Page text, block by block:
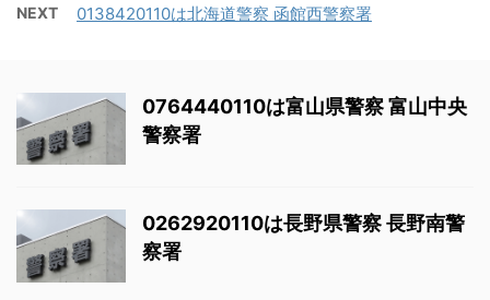
NEXT 0138420110は北海道警察 函館西警察署
0764440110は富山県警察 富山中央
警察署
0262920110は長野県警察 長野南警
察署